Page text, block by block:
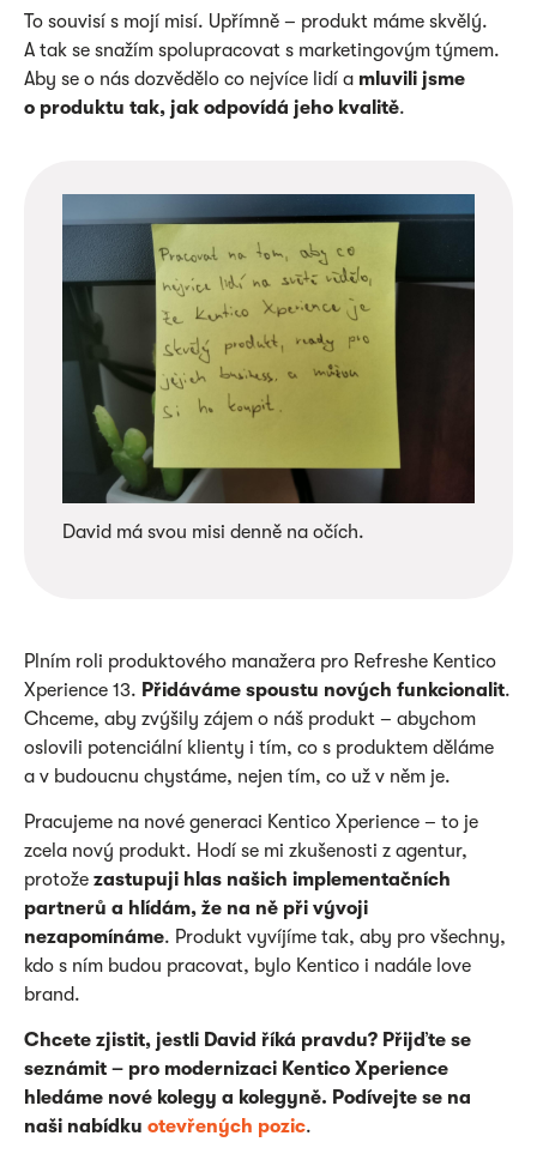
To souvisí s mojí misí. Upřímně – produkt máme skvělý.
A tak se snažím spolupracovat s marketingovým týmem.
Aby se o nás dozvědělo co nejvíce lidí a mluvili jsme
o produktu tak, jak odpovídá jeho kvalitě.
David má svou misi denně na očích.
Plním roli produktového manažera pro Refreshe Kentico
Xperience 13. Přidáváme spoustu nových funkcionalit.
Chceme, aby zvýšily zájem o náš produkt – abychom
oslovili potenciální klienty i tím, co s produktem děláme
a v budoucnu chystáme, nejen tím, co už v něm je.
Pracujeme na nové generaci Kentico Xperience – to je
zcela nový produkt. Hodí se mi zkušenosti z agentur,
protože zastupuji hlas našich implementačních
partnerů a hlídám, že na ně při vývoji
nezapomínáme. Produkt vyvíjíme tak, aby pro všechny,
kdo s ním budou pracovat, bylo Kentico i nadále love
brand.
Chcete zjistit, jestli David říká pravdu? Přijďte se
seznámit – pro modernizaci Kentico Xperience
hledáme nové kolegy a kolegyně. Podívejte se na
naši nabídku otevřených pozic.